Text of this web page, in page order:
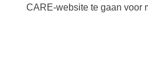
CARE-website te gaan voor